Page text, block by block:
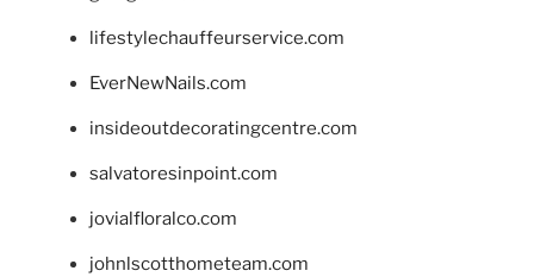
lifestylechauffeurservice.com
EverNewNails.com
insideoutdecoratingcentre.com
salvatoresinpoint.com
jovialfloralco.com
johnlscotthometeam.com